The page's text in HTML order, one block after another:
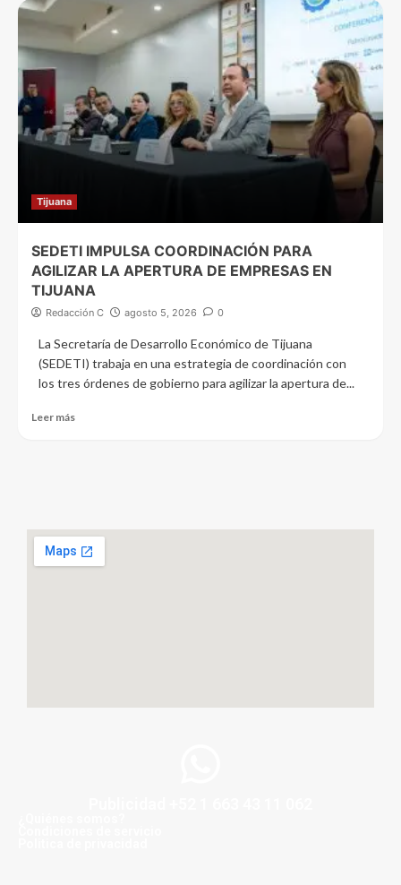
Tijuana
SEDETI IMPULSA COORDINACIÓN PARA
AGILIZAR LA APERTURA DE EMPRESAS EN
TIJUANA
Redacción C agosto 5, 2026 0
La Secretaría de Desarrollo Económico de Tijuana
(SEDETI) trabaja en una estrategia de coordinación con
los tres órdenes de gobierno para agilizar la apertura de...
Leer más